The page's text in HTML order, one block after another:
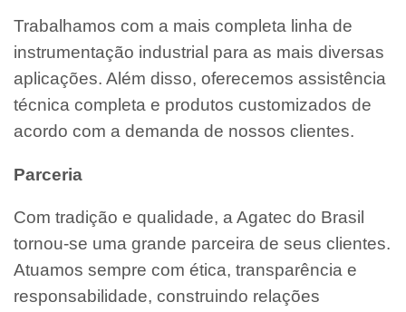
Trabalhamos com a mais completa linha de
instrumentação industrial para as mais diversas
aplicações. Além disso, oferecemos assistência
técnica completa e produtos customizados de
acordo com a demanda de nossos clientes.
Parceria
Com tradição e qualidade, a Agatec do Brasil
tornou-se uma grande parceira de seus clientes.
Atuamos sempre com ética, transparência e
responsabilidade, construindo relações